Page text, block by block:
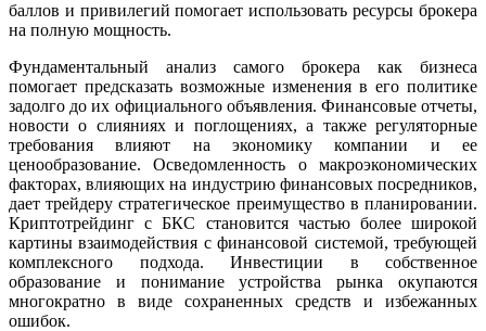
баллов и привилегий помогает использовать ресурсы брокера
на полную мощность.
Фундаментальный анализ самого брокера как бизнеса
помогает предсказать возможные изменения в его политике
задолго до их официального объявления. Финансовые отчеты,
новости о слияниях и поглощениях, а также регуляторные
требования влияют на экономику компании и ее
ценообразование. Осведомленность о макроэкономических
факторах, влияющих на индустрию финансовых посредников,
дает трейдеру стратегическое преимущество в планировании.
Криптотрейдинг с БКС становится частью более широкой
картины взаимодействия с финансовой системой, требующей
комплексного подхода. Инвестиции в собственное
образование и понимание устройства рынка окупаются
многократно в виде сохраненных средств и избежанных
ошибок.